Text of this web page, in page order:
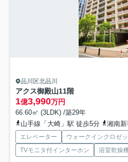
品川区北品川
アクス御殿山11階
1億3,990万円
66.60㎡ (3LDK) /築29年
山手線「大崎」駅 徒歩5分
湘南新
エレベーター ウォークインクロゼッ
TVモニタ付インターホン
浴室乾燥